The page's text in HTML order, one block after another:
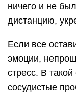
ничего и не
дистанцию,
Если все
эмоции,
стресс. В
сосудистые